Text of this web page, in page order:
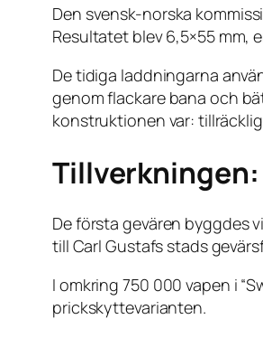
Den svensk-norska
Resultatet blev 6,5×55 mm,
De tidiga laddningarna
genom flackare bana och
konstruktionen var:
De första gevären byggdes
till Carl Gustafs stads
I omkring 750 000 vapen i
prickskyttevarianten.